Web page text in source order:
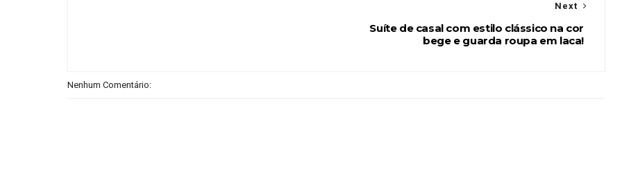
Next
Suíte de casal com estilo clássico na cor
bege e guarda roupa em laca!
Nenhum Comentário: